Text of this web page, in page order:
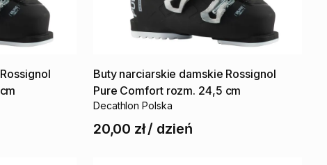
Rossignol
cm
Buty narciarskie damskie Rossignol
Pure Comfort rozm. 24​​,​​5 cm
Decathlon Polska
20,00 zł/ dzień